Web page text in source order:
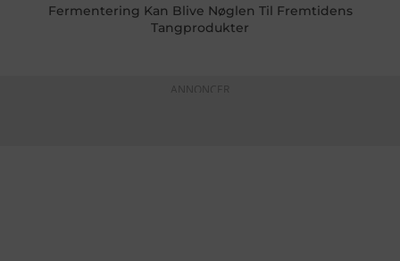
Fermentering Kan Blive Nøglen Til Fremtidens
Tangprodukter
ANNONCER